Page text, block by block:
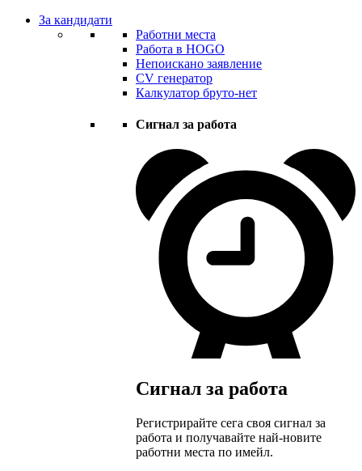
За кандидати
Работни места
Работа в HOGO
Непоискано заявление
CV генератор
Калкулатор бруто-нет
Сигнал за работа
Сигнал за работа
Регистрирайте сега своя сигнал за
работа и получавайте най-новите
работни места по имейл.